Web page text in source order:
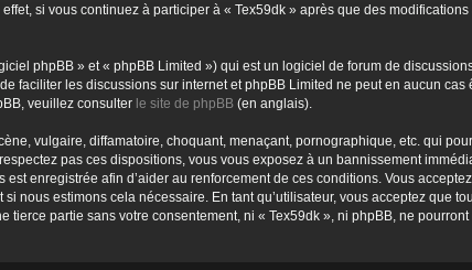
si vous continuez à participer à « Tex59dk » après que des
phpBB » et « phpBB Limited ») qui est un logiciel de forum de
faciliter les discussions sur internet et phpBB Limited ne peut en aucun
veuillez consulter le site de phpBB (en anglais).
vulgaire, diffamatoire, choquant, menaçant, pornographique, etc. qui
pas ces dispositions, vous vous exposez à un bannissement
enregistrée afin d’aider au renforcement de ces conditions. Vous
nous estimons cela nécessaire. En tant qu’utilisateur, vous acceptez que
partie sans votre consentement, ni « Tex59dk », ni phpBB, ne